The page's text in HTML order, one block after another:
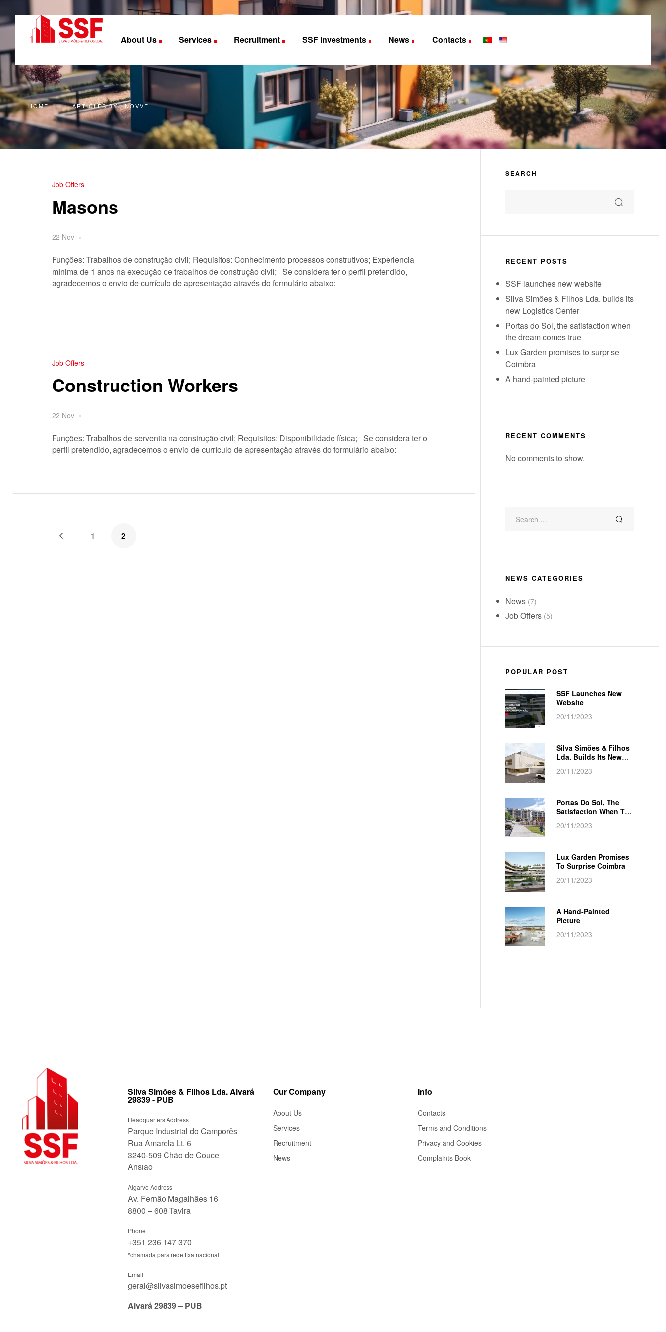
About Us Services Recruitment SSF Investments News Contacts
HOME > ARTICLES BY: INOVVE
Job Offers
Masons
22 Nov
Funções: Trabalhos de construção civil; Requisitos: Conhecimento processos construtivos; Experiencia
mínima de 1 anos na execução de trabalhos de construção civil; Se considera ter o perfil pretendido,
agradecemos o envio de currículo de apresentação através do formulário abaixo:
Job Offers
Construction Workers
22 Nov
Funções: Trabalhos de serventia na construção civil; Requisitos: Disponibilidade física; Se considera ter o
perfil pretendido, agradecemos o envio de currículo de apresentação através do formulário abaixo:
1 2
SEARCH
RECENT POSTS
SSF launches new website
Silva Simões & Filhos Lda. builds its
new Logistics Center
Portas do Sol, the satisfaction when
the dream comes true
Lux Garden promises to surprise
Coimbra
A hand-painted picture
RECENT COMMENTS
No comments to show.
NEWS CATEGORIES
News (7)
Job Offers (5)
POPULAR POST
20/11/2023
SSF Launches New
Website
20/11/2023
Silva Simões & Filhos
Lda. Builds Its New
20/11/2023
Portas Do Sol, The
Satisfaction When The
20/11/2023
Lux Garden Promises
To Surprise Coimbra
20/11/2023
A Hand-Painted
Picture
Silva Simões & Filhos Lda. Alvará
29839 - PUB
Headquarters Address
Parque Industrial do Camporês
Rua Amarela Lt. 6
3240-509 Chão de Couce
Ansião
Algarve Address
Av. Fernão Magalhães 16
8800 – 608 Tavira
Phone
+351 236 147 370
*chamada para rede fixa nacional
Email
geral@silvasimoesefilhos.pt
Alvará 29839 – PUB
Our Company
About Us
Services
Recruitment
News
Info
Contacts
Terms and Conditions
Privacy and Cookies
Complaints Book